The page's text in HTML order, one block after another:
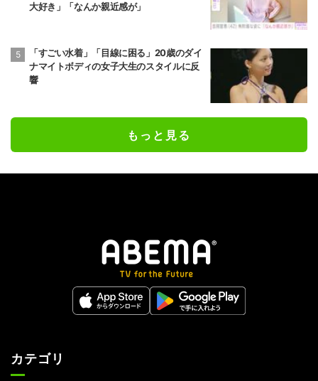
大好き」「なんか親近感が」
「すごい水着」「目線に困る」20歳のダイ
ナマイトボディの女子大生のスタイルに反
響
もっと見る
カテゴリ